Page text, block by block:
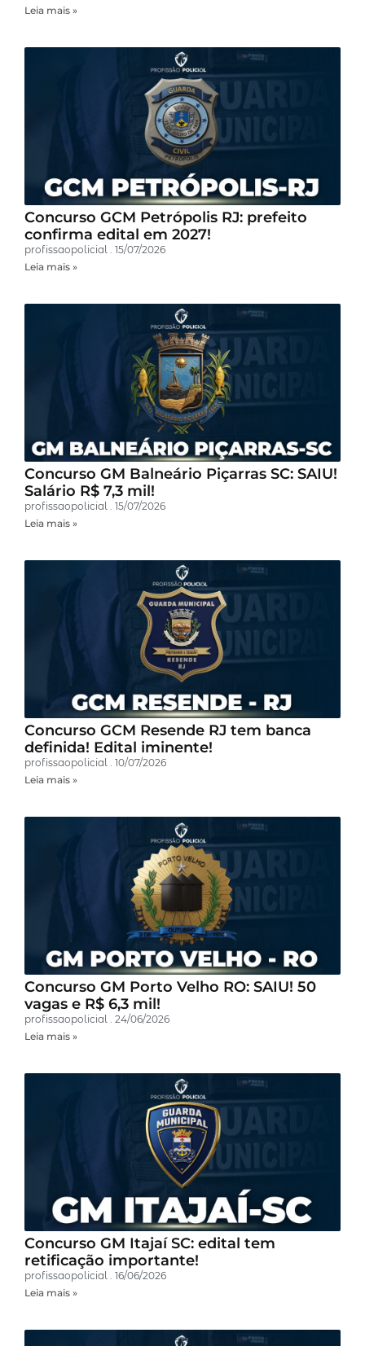
Leia mais »
Concurso GCM Petrópolis RJ: prefeito
confirma edital em 2027!
profissaopolicial
15/07/2026
Leia mais »
Concurso GM Balneário Piçarras SC: SAIU!
Salário R$ 7,3 mil!
profissaopolicial
15/07/2026
Leia mais »
Concurso GCM Resende RJ tem banca
definida! Edital iminente!
profissaopolicial
10/07/2026
Leia mais »
Concurso GM Porto Velho RO: SAIU! 50
vagas e R$ 6,3 mil!
profissaopolicial
24/06/2026
Leia mais »
Concurso GM Itajaí SC: edital tem
retificação importante!
profissaopolicial
16/06/2026
Leia mais »